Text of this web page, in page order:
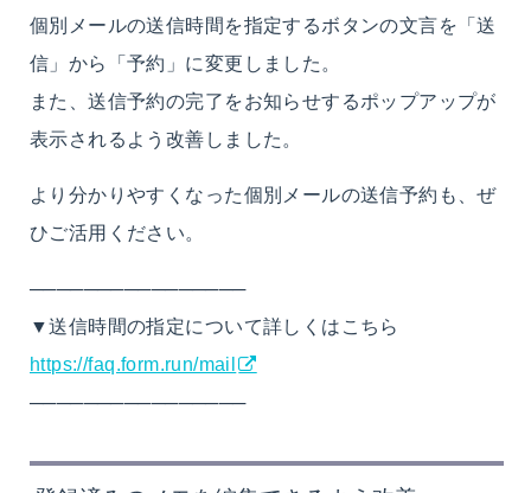
個別メールの送信時間を指定するボタンの文言を「送
信」から「予約」に変更しました。
また、送信予約の完了をお知らせするポップアップが
表示されるよう改善しました。
より分かりやすくなった個別メールの送信予約も、ぜ
ひご活用ください。
────────────────
▼送信時間の指定について詳しくはこちら
https://faq.form.run/mail
────────────────